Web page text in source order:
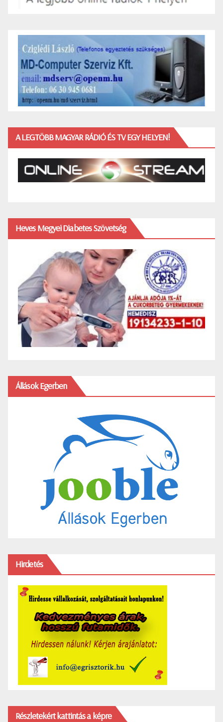
A LEGTÖBB MAGYAR RÁDIÓ ÉS TV EGY HELYEN!
Heves Megyei Diabetes Szövetség
Állások Egerben
Hirdetés
Részletekért kattintás a képre